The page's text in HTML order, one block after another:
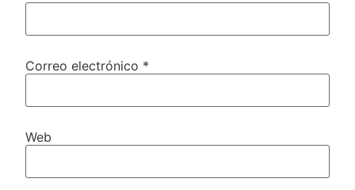
Correo electrónico *
Web